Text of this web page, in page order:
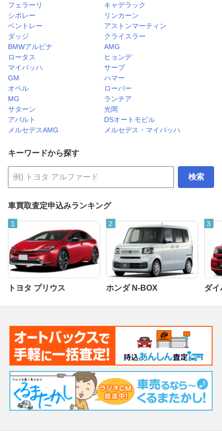
フェラーリ
キャデラック
シボレー
リンカーン
ベントレー
アストンマーティン
ダッジ
クライスラー
BMWアルピナ
AMG
ロータス
ヒョンデ
マイバッハ
サーブ
GM
ハマー
オペル
ローバー
MG
ランチア
サターン
光岡
アバルト
DSオートモビル
メルセデスAMG
メルセデス・マイバッハ
キーワードから探す
検索
車買取査定申込みランキング
トヨタ プリウス ホンダ N-BOX ダイ